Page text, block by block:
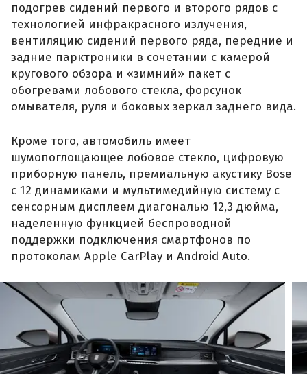
подогрев сидений первого и второго рядов с
технологией инфракрасного излучения,
вентиляцию сидений первого ряда, передние и
задние парктроники в сочетании с камерой
кругового обзора и «зимний» пакет с
обогревами лобового стекла, форсунок
омывателя, руля и боковых зеркал заднего вида.
Кроме того, автомобиль имеет
шумопоглощающее лобовое стекло, цифровую
приборную панель, премиальную акустику Bose
с 12 динамиками и мультимедийную систему с
сенсорным дисплеем диагональю 12,3 дюйма,
наделенную функцией беспроводной
поддержки подключения смартфонов по
протоколам Apple CarPlay и Android Auto.